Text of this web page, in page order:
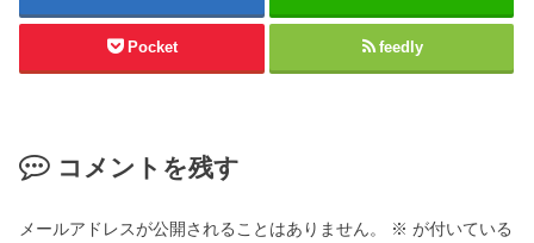
Pocket feedly
コメントを残す
メールアドレスが公開されることはありません。 ※ が付いている